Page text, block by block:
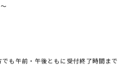
も午前・午後ともに受付終了時間まで